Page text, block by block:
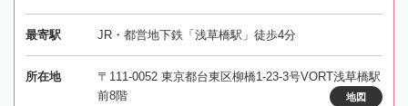
最寄駅 JR・都営地下鉄「浅草橋駅」徒歩4分
所在地
〒111-0052 東京都台東区柳橋1-23-3号VORT浅草橋駅
前8階
地図